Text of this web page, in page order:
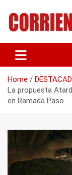
content
Home
La propuesta
en Ramada Paso